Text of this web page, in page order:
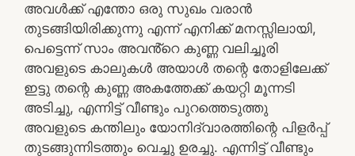
അവൾക്ക് എന്തോ ഒരു സുഖം വരാൻ
തുടങ്ങിയിരിക്കുന്നു എന്ന് എനിക്ക് മനസ്സിലായി,
പെട്ടെന്ന് സാം അവൻ്റെ കുണ്ണ വലിച്ചൂരി
അവളുടെ കാലുകൾ അയാൾ തന്റെ തോളിലേക്ക്
ഇട്ടു തന്റെ കുണ്ണ അകത്തേക്ക് കയറ്റി മൂന്നടി
അടിച്ചു, എന്നിട്ട് വീണ്ടും പുറത്തെടുത്തു
അവളുടെ കന്തിലും യോനിദ്വാരത്തിന്റെ പിളർപ്പ്
തുടങ്ങുന്നിടത്തും വെച്ചു ഉരച്ചു. എന്നിട്ട് വീണ്ടും